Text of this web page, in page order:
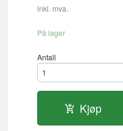
inkl. mva.
På lager
Antall
Kjøp